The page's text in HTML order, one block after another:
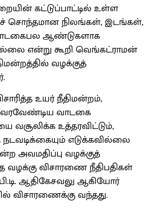
கட்டுப்பாட்டில் உள்ள
சொந்தமான நிலங்கள், இடங்கள்,
ஆண்டுகளாக
என்று கூறி வெங்கட்ராமன்
வழக்குத்
உயர் நீதிமன்றம்,
வாடகை
வசூலிக்க உத்தரவிட்டும்,
நடவடிக்கையும் எடுக்கவில்லை
அவமதிப்பு வழக்குத்
வழக்கு விசாரணை நீதிபதிகள்
ஆதிகேசவலு ஆகியோர்
விசாரணைக்கு வந்தது.